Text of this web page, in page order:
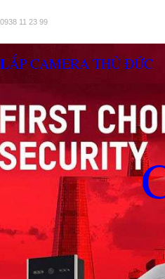
0938 11 23 99
LẮP CAMERA THỦ ĐỨC